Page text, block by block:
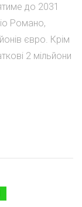
до 2031
Романо,
євро. Крім
2 мільйони